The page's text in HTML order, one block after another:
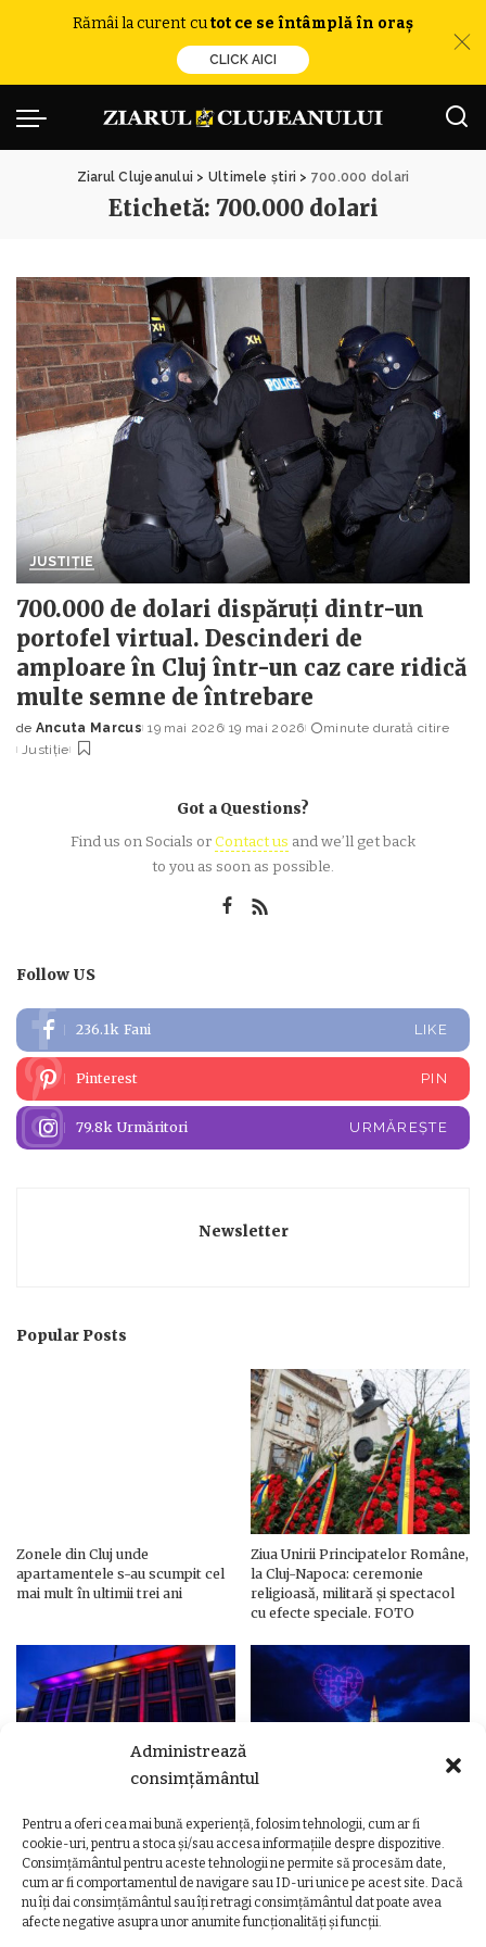
Administrează
consimțământul
Pentru a oferi cea mai bună experiență, folosim tehnologii, cum ar fi
cookie-uri, pentru a stoca și/sau accesa informațiile despre dispozitive.
Consimțământul pentru aceste tehnologii ne permite să procesăm date,
cum ar fi comportamentul de navigare sau ID-uri unice pe acest site. Dacă
nu îți dai consimțământul sau îți retragi consimțământul dat poate avea
afecte negative asupra unor anumite funcționalități și funcții.
Rămâi la curent cutot ce se întâmplă în oraș
CLICK AICI
Ziarul Clujeanului > Ultimele știri > 700.000 dolari
Etichetă: 700.000 dolari
JUSTIȚIE
700.000 de dolari dispăruți dintr-un
portofel virtual. Descinderi de
amploare în Cluj într-un caz care ridică
multe semne de întrebare
Posted
by
de Ancuta Marcus 19 mai 2026 19 mai 2026
minute durată citire
Justiție
Got a Questions?
Find us on Socials orContact us and we’ll get back
to you as soon as possible.
Follow US
236.1k Fani LIKE
Pinterest PIN
79.8k Urmăritori URMĂREȘTE
Newsletter
Popular Posts
Zonele din Cluj unde
apartamentele s-au scumpit cel
mai mult în ultimii trei ani
Ziua Unirii Principatelor Române,
la Cluj-Napoca: ceremonie
religioasă, militară și spectacol
cu efecte speciale. FOTO
Ziua Unirii Principatelor Române
– Clădiri și poduri din Cluj,
iluminate în culorile drapelului
Ziua Unirii la Cluj-Napoca.
Programul complet al
evenimentelor